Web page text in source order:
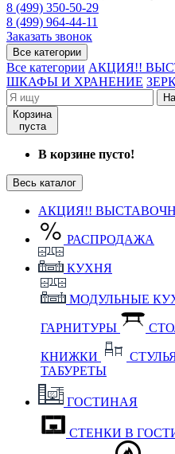
8 (499) 350-50-29
8 (499) 964-44-11
Заказать звонок
Все категории
Все категории АКЦИЯ!!
ШКАФЫ И ХРАНЕНИЕ
Корзина
пуста
В корзине пусто!
Весь каталог
АКЦИЯ!!
РАСПРОДАЖА
КУХНЯ
МОДУЛЬНЫЕ
ГАРНИТУРЫ
КНИЖКИ
ТАБУРЕТЫ
ГОСТИНАЯ
СТЕНКИ В